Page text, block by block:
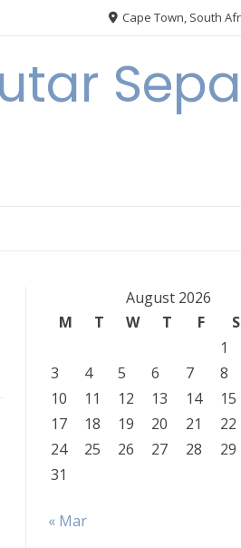
Cape Town, South
August 2026
M
T W T F S
1
3
4 5 6 7 8
10
11 12 13 14 15
17
18 19 20 21 22
24
25 26 27 28 29
31
« Mar